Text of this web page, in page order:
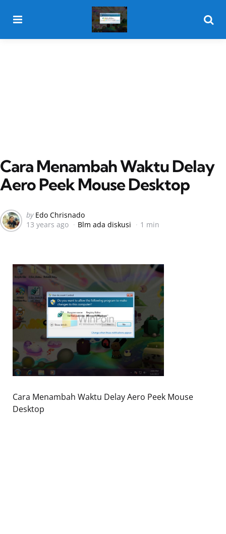
Cara Menambah Waktu Delay
Aero Peek Mouse Desktop
Posted
by
by Edo Chrisnado
13 years ago
Blm ada diskusi 1 min
Cara Menambah Waktu Delay Aero Peek Mouse
Desktop